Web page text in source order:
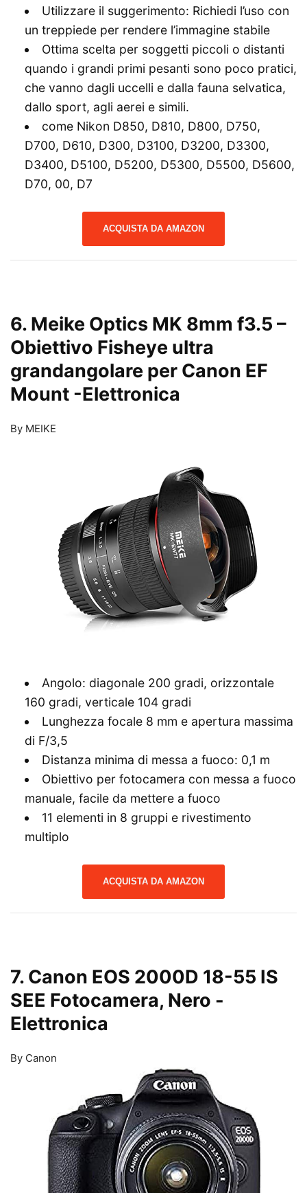
Utilizzare il suggerimento: Richiedi l’uso con
un treppiede per rendere l’immagine stabile
Ottima scelta per soggetti piccoli o distanti
quando i grandi primi pesanti sono poco pratici,
che vanno dagli uccelli e dalla fauna selvatica,
dallo sport, agli aerei e simili.
come Nikon D850, D810, D800, D750,
D700, D610, D300, D3100, D3200, D3300,
D3400, D5100, D5200, D5300, D5500, D5600,
D70, 00, D7
ACQUISTA DA AMAZON
6. Meike Optics MK 8mm f3.5 –
Obiettivo Fisheye ultra
grandangolare per Canon EF
Mount -Elettronica
By MEIKE
Angolo: diagonale 200 gradi, orizzontale
160 gradi, verticale 104 gradi
Lunghezza focale 8 mm e apertura massima
di F/3,5
Distanza minima di messa a fuoco: 0,1 m
Obiettivo per fotocamera con messa a fuoco
manuale, facile da mettere a fuoco
11 elementi in 8 gruppi e rivestimento
multiplo
ACQUISTA DA AMAZON
7. Canon EOS 2000D 18-55 IS
SEE Fotocamera, Nero -
Elettronica
By Canon